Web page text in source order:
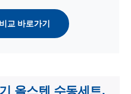
교 바로가기
올스텐 수동세트,